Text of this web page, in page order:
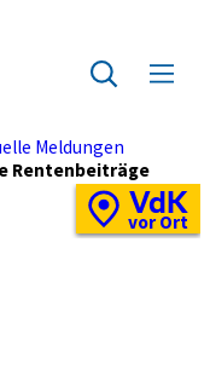
Zur
Suche
Menü
VdK
vor Ort
Meldungen
Rentenbeiträge